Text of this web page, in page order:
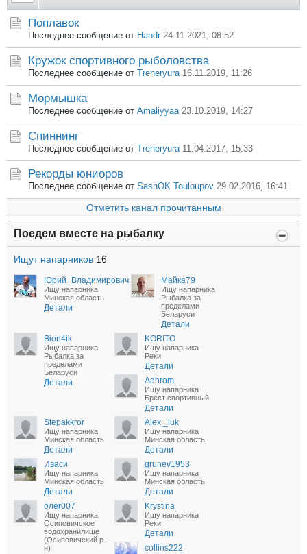
Поплавок
Последнее сообщение от Handr 24.11.2021, 08:52
Кружок спортивного рыболовства
Последнее сообщение от Treneryura 16.11.2019, 11:26
Мормышка
Последнее сообщение от Amaliyyaa 23.10.2019, 14:27
Спиннинг
Последнее сообщение от Treneryura 11.04.2017, 15:33
Рекорды юниоров
Последнее сообщение от SashOK Touloupov 29.02.2016, 16:41
Отметить канал прочитанным
Поедем вместе на рыбалку
Ищут напарников 16
Юрий_Владимирович
Ищу напарника
Минская область
Детали
Майка79
Ищу напарника
Рыбалка за
пределами
Беларуси
Детали
Bion4ik
Ищу напарника
Рыбалка за
пределами
Беларуси
Детали
KORITO
Ищу напарника
Реки
Детали
Adhrom
Ищу напарника
Брест спортивный
Детали
Stepakkror
Ищу напарника
Минская область
Детали
Alex _luk
Ищу напарника
Минская область
Детали
Иваси
Ищу напарника
Минская область
Детали
grunev1953
Ищу напарника
Минская область
Детали
олег007
Ищу напарника
Осиповичское
водохранилище
(Осиповичский р-
н)
Krystina
Ищу напарника
Реки
Детали
collins222